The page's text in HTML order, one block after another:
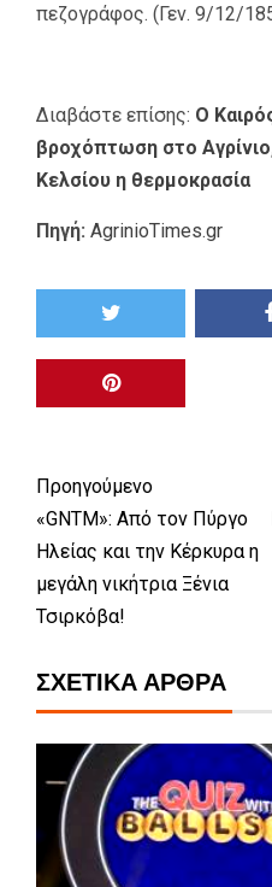
πεζογράφος. (Γεν. 9/12/
Διαβάστε επίσης: Ο
βροχόπτωση στο
Κελσίου η θερμοκρασία
Πηγή: AgrinioTimes.gr
Προηγούμενο
«GNTM»: Από τον Πύργο
Ηλείας και την Κέρκυρα η
μεγάλη νικήτρια Ξένια
Τσιρκόβα!
ΣΧΕΤΙΚΆ ΆΡΘΡΑ